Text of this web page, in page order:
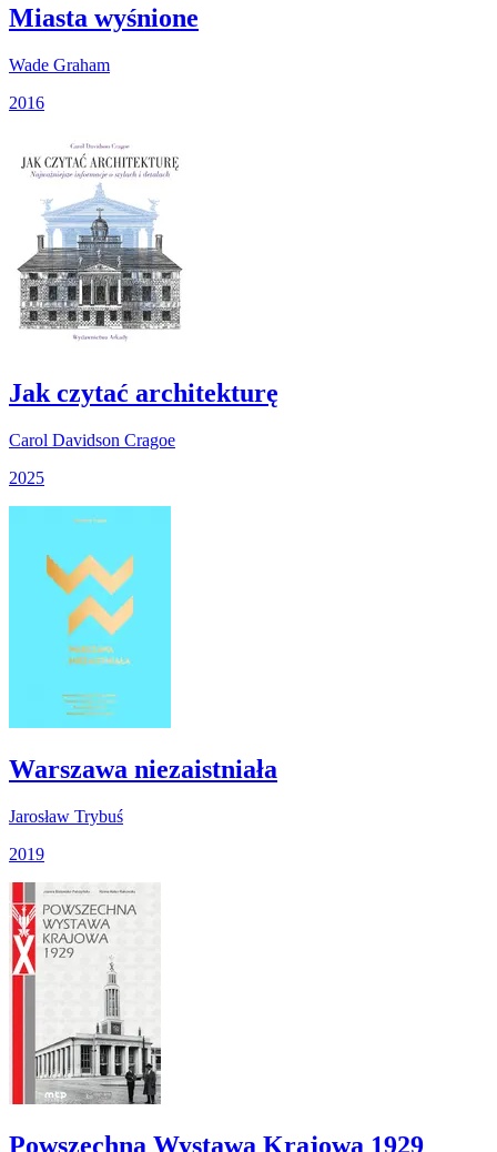
Miasta wyśnione
Wade Graham
2016
Jak czytać architekturę
Carol Davidson Cragoe
2025
Warszawa niezaistniała
Jarosław Trybuś
2019
Powszechna Wystawa Krajowa 1929